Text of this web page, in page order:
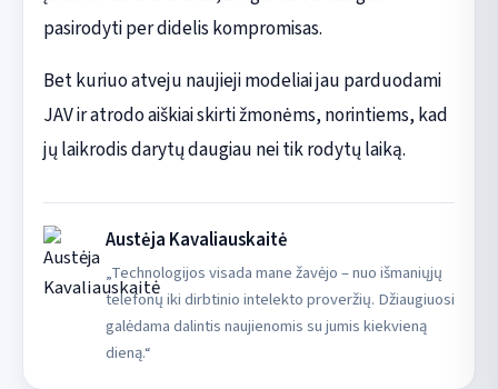
pasirodyti per didelis kompromisas.
Bet kuriuo atveju naujieji modeliai jau parduodami
JAV ir atrodo aiškiai skirti žmonėms, norintiems, kad
jų laikrodis darytų daugiau nei tik rodytų laiką.
Austėja Kavaliauskaitė
„Technologijos visada mane žavėjo – nuo išmaniųjų
telefonų iki dirbtinio intelekto proveržių. Džiaugiuosi
galėdama dalintis naujienomis su jumis kiekvieną
dieną.“